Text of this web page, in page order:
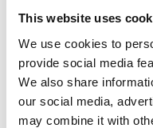
This website uses
We use cookies to
provide social media
We also share
our social media,
may combine it with
Easywalker Miley² buggy